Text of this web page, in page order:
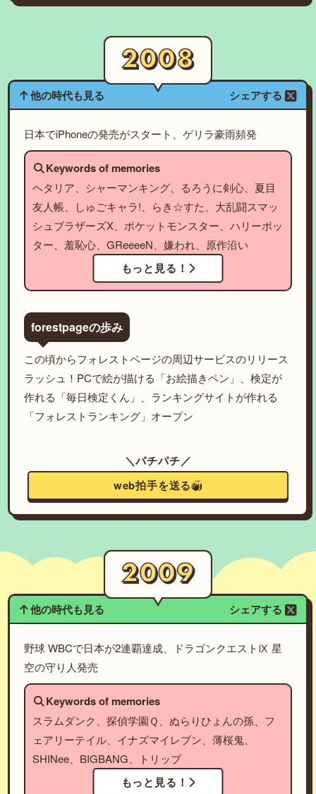
他の時代も見る シェアする
日本でiPhoneの発売がスタート、ゲリラ豪雨頻発
Keywords of memories
ヘタリア、シャーマンキング、るろうに剣心、夏目
友人帳、しゅごキャラ!、らき☆すた、大乱闘スマッ
シュブラザーズX、ポケットモンスター、ハリーポッ
ター、羞恥心、GReeeeN、嫌われ、原作沿い
もっと見る！
forestpageの歩み
この頃からフォレストページの周辺サービスのリリース
ラッシュ！PCで絵が描ける「お絵描きペン」、検定が
作れる「毎日検定くん」、ランキングサイトが作れる
「フォレストランキング」オープン
＼パチパチ／
web拍手を送る
他の時代も見る シェアする
野球 WBCで日本が2連覇達成、ドラゴンクエストⅨ 星
空の守り人発売
Keywords of memories
スラムダンク、探偵学園Ｑ、ぬらりひょんの孫、フ
ェアリーテイル、イナズマイレブン、薄桜鬼、
SHINee、BIGBANG、トリップ
もっと見る！